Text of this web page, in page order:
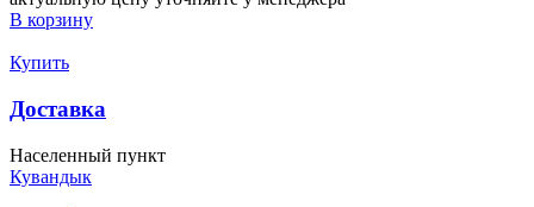
В корзину
Купить
Доставка
Населенный пункт
Кувандык